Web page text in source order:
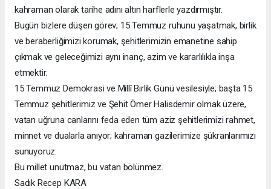
kahraman olarak tarihe adını altın harflerle yazdırmıştır.
Bugün bizlere düşen görev; 15 Temmuz ruhunu yaşatmak, birlik
ve beraberliğimizi korumak, şehitlerimizin emanetine sahip
çıkmak ve geleceğimizi aynı inanç, azim ve kararlılıkla inşa
etmektir.
15 Temmuz Demokrasi ve Millî Birlik Günü vesilesiyle; başta 15
Temmuz şehitlerimiz ve Şehit Ömer Halisdemir olmak üzere,
vatan uğruna canlarını feda eden tüm aziz şehitlerimizi rahmet,
minnet ve dualarla anıyor; kahraman gazilerimize şükranlarımızı
sunuyoruz.
Bu millet unutmaz, bu vatan bölünmez.
Sadık Recep KARA